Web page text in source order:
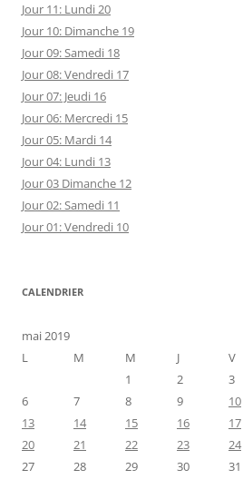
Jour 11: Lundi 20
Jour 10: Dimanche 19
Jour 09: Samedi 18
Jour 08: Vendredi 17
Jour 07: Jeudi 16
Jour 06: Mercredi 15
Jour 05: Mardi 14
Jour 04: Lundi 13
Jour 03 Dimanche 12
Jour 02: Samedi 11
Jour 01: Vendredi 10
CALENDRIER
mai 2019
L
M M J V
1
2 3
6
7 8 9 10
13
14 15 16 17
20
21 22 23 24
27
28 29 30 31